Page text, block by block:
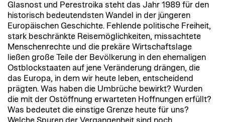
Glasnost und Perestroika steht das Jahr 1989 für den
historisch bedeutendsten Wandel in der jüngeren
Europäischen Geschichte. Fehlende politische Freiheit,
stark beschränkte Reisemöglichkeiten, missachtete
Menschenrechte und die prekäre Wirtschaftslage
ließen große Teile der Bevölkerung in den ehemaligen
Ostblockstaaten auf jene Veränderung drängen, die
das Europa, in dem wir heute leben, entscheidend
prägten. Was haben die Umbrüche bewirkt? Wurden
die mit der Ostöffnung erwarteten Hoffnungen erfüllt?
Was bedeutet die einstige Grenze heute für uns?
Welche Spuren der Vergangenheit sind noch